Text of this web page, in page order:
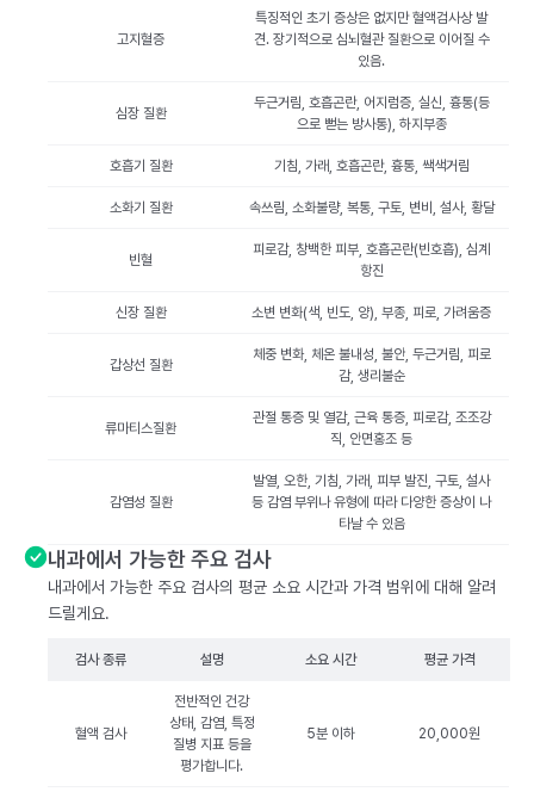
고지혈증
특징적인 초기 증상은 없지만 혈액검사상 발
견. 장기적으로 심뇌혈관 질환으로 이어질 수
있음.
심장 질환
두근거림, 호흡곤란, 어지럼증, 실신, 흉통(등
으로 뻗는 방사통), 하지부종
호흡기 질환 기침, 가래, 호흡곤란, 흉통, 쌕색거림
소화기 질환 속쓰림, 소화불량, 복통, 구토, 변비, 설사, 황달
빈혈
피로감, 창백한 피부, 호흡곤란(빈호흡), 심계
항진
신장 질환 소변 변화(색, 빈도, 양), 부종, 피로, 가려움증
갑상선 질환
체중 변화, 체온 불내성, 불안, 두근거림, 피로
감, 생리불순
류마티스질환
관절 통증 및 열감, 근육 통증, 피로감, 조조강
직, 안면홍조 등
감염성 질환
발열, 오한, 기침, 가래, 피부 발진, 구토, 설사
등 감염 부위나 유형에 따라 다양한 증상이 나
타날 수 있음
내과에서 가능한 주요 검사
내과에서 가능한 주요 검사의 평균 소요 시간과 가격 범위에 대해 알려
드릴게요.
검사 종류 설명 소요 시간 평균 가격
혈액 검사
전반적인 건강
상태, 감염, 특정
질병 지표 등을
평가합니다.
5분 이하 20,000원